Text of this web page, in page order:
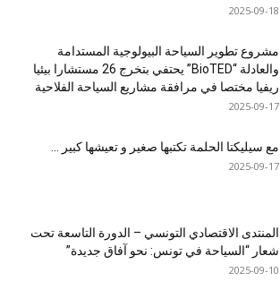
2025-09-18
مشروع تطوير السياحة البيولوجية المستدامة
والعادلة “BioTED” يحتفي بتخرج 26 مستشارا بيئيا
ريفيا مختصا في مرافقة مشاريع السياحة الفلاحية
2025-09-17
مع سيليكتا الحلمة تكتبها صغير و تعيشها كبير …
2025-09-17
المنتدى الاقتصادي التونسي – الدورة التاسعة تحت
شعار “السياحة في تونس: نحو آفاق جديدة”
2025-09-10